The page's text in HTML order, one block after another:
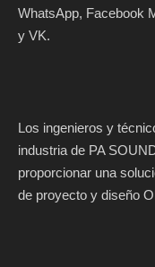
WhatsApp, Facebook
y VK.
Los ingenieros y
industria de PA
proporcionar una
de proyecto y diseño